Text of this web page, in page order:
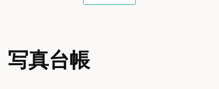
写真台帳